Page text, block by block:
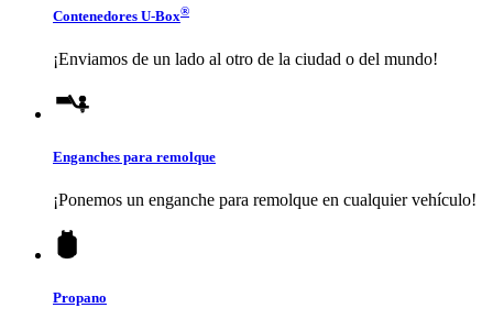
Contenedores U-Box®
¡Enviamos de un lado al otro de la ciudad o del mundo!
Enganches para remolque
¡Ponemos un enganche para remolque en cualquier vehículo!
Propano